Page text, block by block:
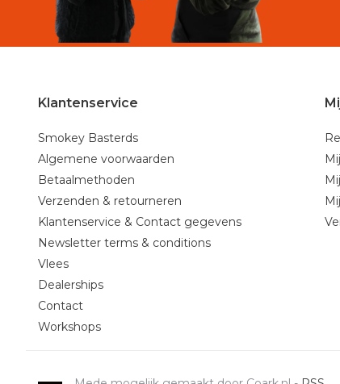
Klantenservice
Smokey Basterds
Algemene voorwaarden
Betaalmethoden
Verzenden & retourneren
Klantenservice & Contact gegevens
Newsletter terms & conditions
Vlees
Dealerships
Contact
Workshops